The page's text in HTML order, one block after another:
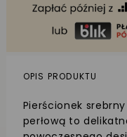
OPIS PRODUKTU
Pierścionek
perłową to